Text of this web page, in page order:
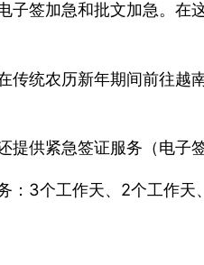
子签加急和批文加急。在
传统农历新年期间前往越
提供紧急签证服务（电子
：3个工作天、2个工作天